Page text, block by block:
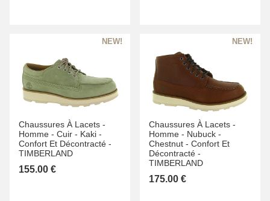
Chaussures À Lacets -
Homme - Cuir - Kaki -
Confort Et Décontracté -
TIMBERLAND
155.00 €
Chaussures À Lacets -
Homme - Nubuck -
Chestnut - Confort Et
Décontracté -
TIMBERLAND
175.00 €